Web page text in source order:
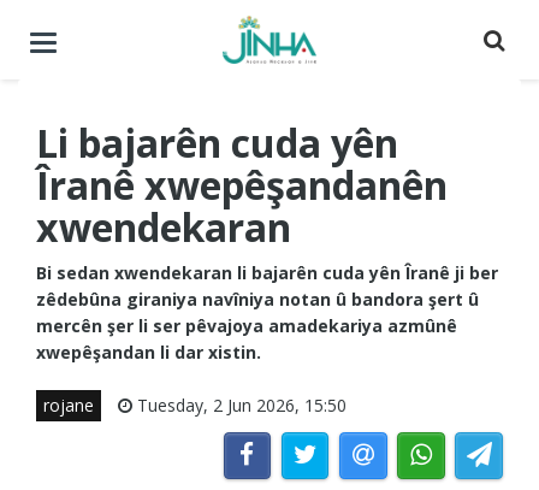
Menuyê
Li bajarên cuda yên
Îranê xwepêşandanên
xwendekaran
Bi sedan xwendekaran li bajarên cuda yên Îranê ji ber
zêdebûna giraniya navîniya notan û bandora şert û
mercên şer li ser pêvajoya amadekariya azmûnê
xwepêşandan li dar xistin.
rojane Tuesday, 2 Jun 2026, 15:50